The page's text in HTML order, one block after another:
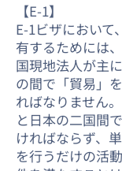
【E-1】
E-1ビザにおいて
有するためには
国現地法人が主
の間で「貿易」
ればなりません
と日本の二国間
ければならず、
を行うだけの活